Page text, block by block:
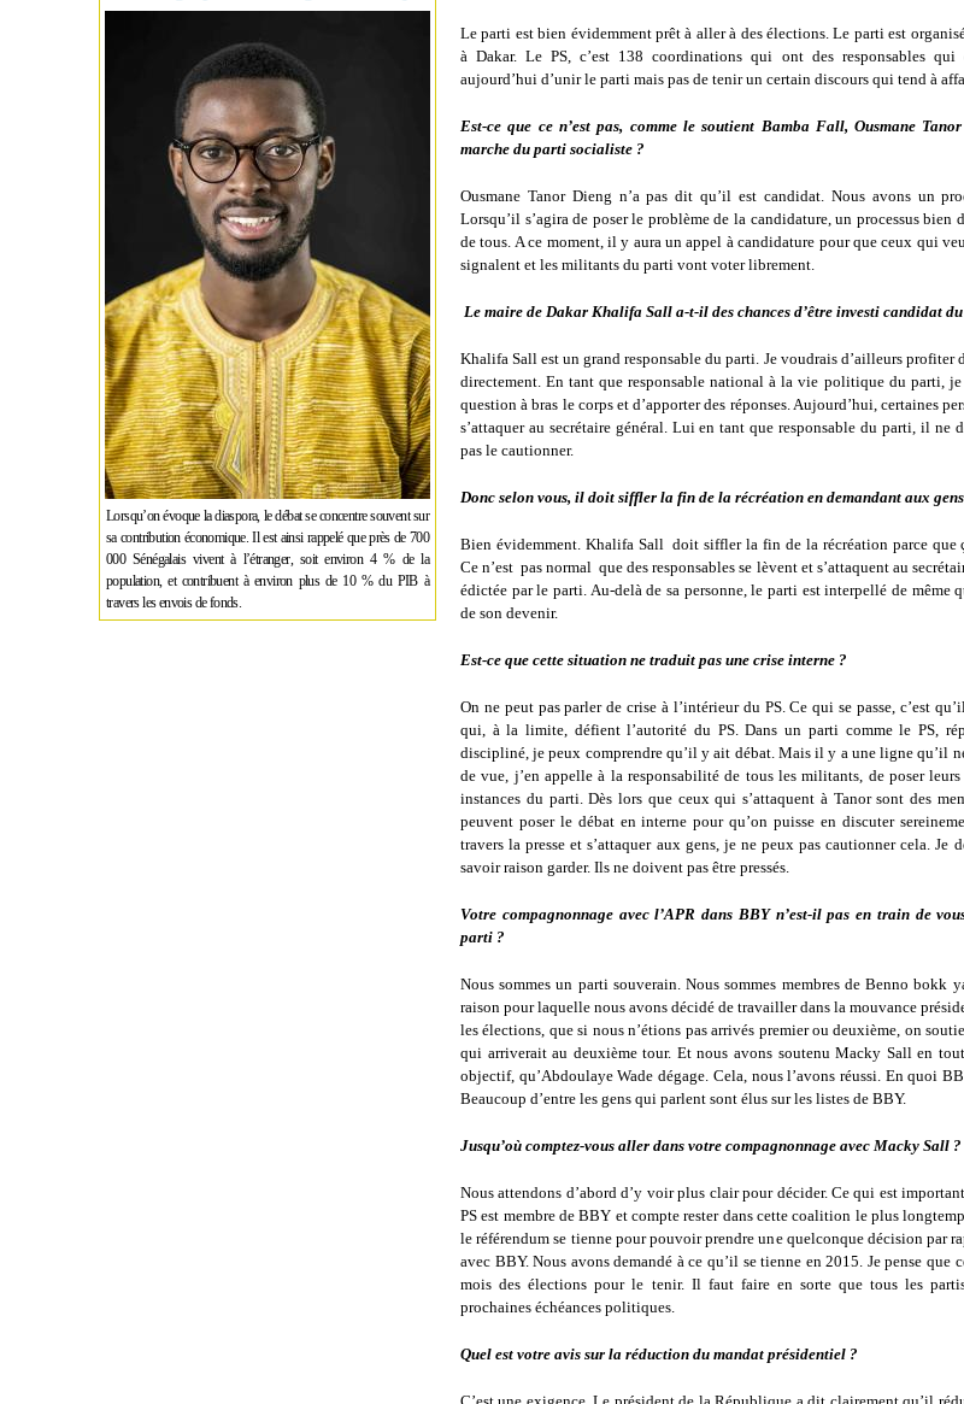
Lorsqu’on évoque la diaspora, le débat se concentre souvent sur
sa contribution économique. Il est ainsi rappelé que près de 700
000 Sénégalais vivent à l’étranger, soit environ 4 % de la
population, et contribuent à environ plus de 10 % du PIB à
travers les envois de fonds.
Le parti est bien évidemment prêt à aller à des élections. Le parti est
à Dakar. Le PS, c’est 138 coordinations qui ont des responsables
aujourd’hui d’unir le parti mais pas de tenir un certain discours qui tend à
Est-ce que ce n’est pas, comme le soutient Bamba Fall, Ousmane
marche du parti socialiste ?
Ousmane Tanor Dieng n’a pas dit qu’il est candidat. Nous avons un
Lorsqu’il s’agira de poser le problème de la candidature, un processus bien
de tous. A ce moment, il y aura un appel à candidature pour que ceux qui
signalent et les militants du parti vont voter librement.
Le maire de Dakar Khalifa Sall a-t-il des chances d’être investi candidat du
Khalifa Sall est un grand responsable du parti. Je voudrais d’ailleurs profiter
directement. En tant que responsable national à la vie politique du parti,
question à bras le corps et d’apporter des réponses. Aujourd’hui, certaines
s’attaquer au secrétaire général. Lui en tant que responsable du parti, il ne
pas le cautionner.
Donc selon vous, il doit siffler la fin de la récréation en demandant aux
Bien évidemment. Khalifa Sall doit siffler la fin de la récréation parce que
Ce n’est pas normal que des responsables se lèvent et s’attaquent au
édictée par le parti. Au-delà de sa personne, le parti est interpellé de même
de son devenir.
Est-ce que cette situation ne traduit pas une crise interne ?
On ne peut pas parler de crise à l’intérieur du PS. Ce qui se passe, c’est
qui, à la limite, défient l’autorité du PS. Dans un parti comme le PS,
discipliné, je peux comprendre qu’il y ait débat. Mais il y a une ligne qu’il
de vue, j’en appelle à la responsabilité de tous les militants, de poser
instances du parti. Dès lors que ceux qui s’attaquent à Tanor sont des
peuvent poser le débat en interne pour qu’on puisse en discuter
travers la presse et s’attaquer aux gens, je ne peux pas cautionner cela. Je
savoir raison garder. Ils ne doivent pas être pressés.
Votre compagnonnage avec l’APR dans BBY n’est-il pas en train de
parti ?
Nous sommes un parti souverain. Nous sommes membres de Benno bokk
raison pour laquelle nous avons décidé de travailler dans la mouvance
les élections, que si nous n’étions pas arrivés premier ou deuxième, on
qui arriverait au deuxième tour. Et nous avons soutenu Macky Sall en
objectif, qu’Abdoulaye Wade dégage. Cela, nous l’avons réussi. En quoi
Beaucoup d’entre les gens qui parlent sont élus sur les listes de BBY.
Jusqu’où comptez-vous aller dans votre compagnonnage avec Macky Sall ?
Nous attendons d’abord d’y voir plus clair pour décider. Ce qui est
PS est membre de BBY et compte rester dans cette coalition le plus
le référendum se tienne pour pouvoir prendre une quelconque décision par
avec BBY. Nous avons demandé à ce qu’il se tienne en 2015. Je pense que
mois des élections pour le tenir. Il faut faire en sorte que tous les
prochaines échéances politiques.
Quel est votre avis sur la réduction du mandat présidentiel ?